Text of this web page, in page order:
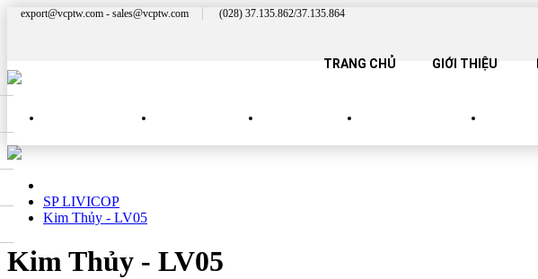
export@vcptw.com - sales@vcptw.com (028) 37.135.862/37.135.864
TRANG CHỦ GIỚI THIỆU
SP LIVICOP
Kim Thủy - LV05
Kim Thủy - LV05